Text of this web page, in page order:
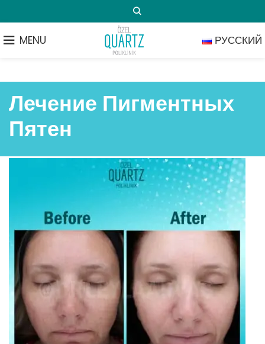
MENU РУССКИЙ
Лечение Пигментных
Пятен